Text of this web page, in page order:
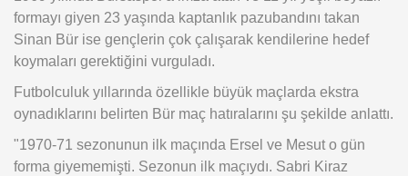
formayı giyen 23 yaşında kaptanlık pazubandını takan
Sinan Bür ise gençlerin çok çalışarak kendilerine hedef
koymaları gerektiğini vurguladı.
Futbolculuk yıllarında özellikle büyük maçlarda ekstra
oynadıklarını belirten Bür maç hatıralarını şu şekilde anlattı.
"1970-71 sezonunun ilk maçında Ersel ve Mesut o gün
forma giyememişti. Sezonun ilk maçıydı. Sabri Kiraz